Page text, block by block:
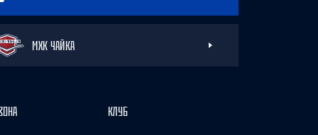
МХК ЧАЙКА
КЛУБ